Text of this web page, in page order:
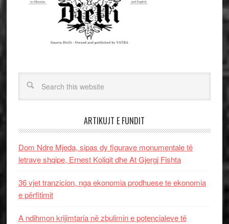
ARTIKUJT E FUNDIT
Dom Ndre Mjeda, sipas dy figurave monumentale të
letrave shqipe, Ernest Koliqit dhe At Gjergj Fishta
36 vjet tranzicion, nga ekonomia prodhuese te ekonomia
e përfitimit
A ndihmon krijimtaria në zbulimin e potencialeve të